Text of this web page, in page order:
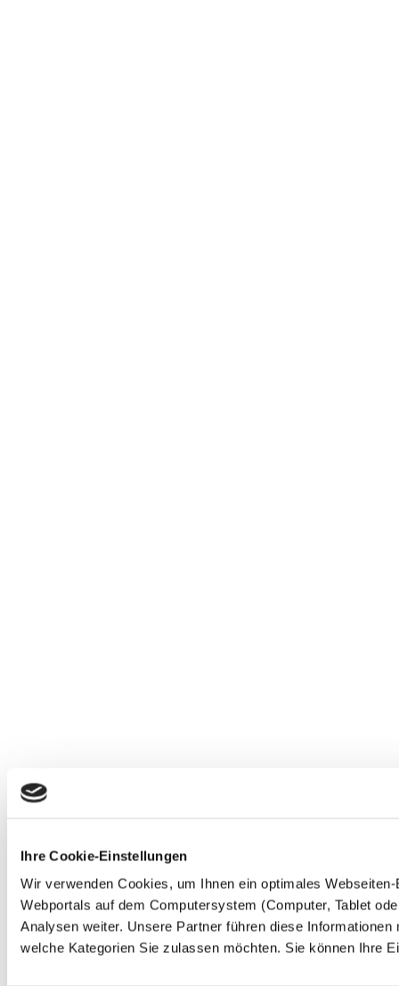
Ihre Cookie-Einstellungen
Wir verwenden Cookies, um Ihnen ein optimales
Webportals auf dem Computersystem (Computer, Tablet
Analysen weiter. Unsere Partner führen diese
welche Kategorien Sie zulassen möchten. Sie können Ihre